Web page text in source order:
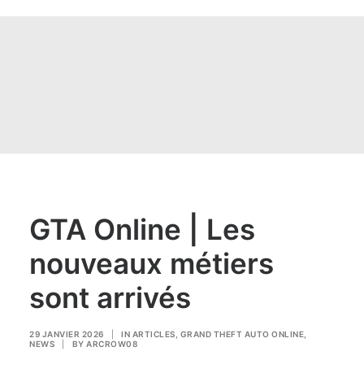
GTA Online | Les
nouveaux métiers
sont arrivés
29 JANVIER 2026 IN ARTICLES GRAND THEFT AUTO ONLINE
NEWS
BY ARCROW08